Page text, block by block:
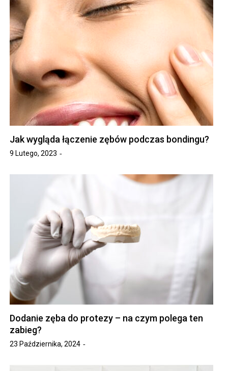
Jak wygląda łączenie zębów podczas bondingu?
9 Lutego, 2023
Dodanie zęba do protezy – na czym polega ten
zabieg?
23 Października, 2024